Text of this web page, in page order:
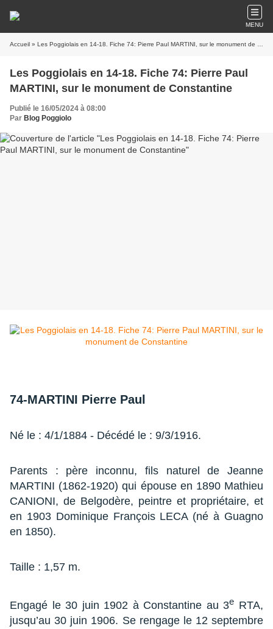
MENU
Accueil » Les Poggiolais en 14-18. Fiche 74: Pierre Paul MARTINI, sur le monument de Constantine
Les Poggiolais en 14-18. Fiche 74: Pierre Paul
MARTINI, sur le monument de Constantine
Publié le 16/05/2024 à 08:00
Par Blog Poggiolo
74-MARTINI Pierre Paul
Né le : 4/1/1884 - Décédé le : 9/3/1916.
Parents : père inconnu, fils naturel de Jeanne
MARTINI (1862-1920) qui épouse en 1890 Mathieu
CANIONI, de Belgodère, peintre et propriétaire, et
en 1903 Dominique François LECA (né à Guagno
en 1850).
Taille : 1,57 m.
Engagé le 30 juin 1902 à Constantine au 3e RTA,
jusqu’au 30 juin 1906. Se rengage le 12 septembre